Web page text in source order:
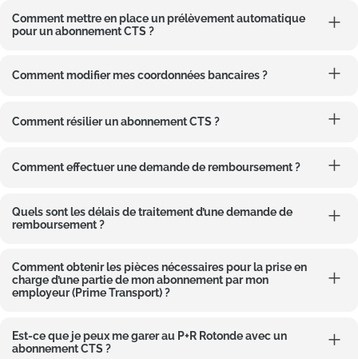
Comment mettre en place un prélèvement automatique
pour un abonnement CTS ?
Comment modifier mes coordonnées bancaires ?
Comment résilier un abonnement CTS ?
Comment effectuer une demande de remboursement ?
Quels sont les délais de traitement d’une demande de
remboursement ?
Comment obtenir les pièces nécessaires pour la prise en
charge d’une partie de mon abonnement par mon
employeur (Prime Transport) ?
Est-ce que je peux me garer au P+R Rotonde avec un
abonnement CTS ?